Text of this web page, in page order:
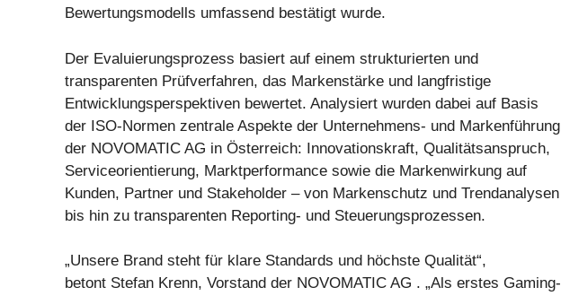
Bewertungsmodells umfassend bestätigt wurde.
Der Evaluierungsprozess basiert auf einem strukturierten und
transparenten Prüfverfahren, das Markenstärke und langfristige
Entwicklungsperspektiven bewertet. Analysiert wurden dabei auf Basis
der ISO-Normen zentrale Aspekte der Unternehmens- und Markenführung
der NOVOMATIC AG in Österreich: Innovationskraft, Qualitätsanspruch,
Serviceorientierung, Marktperformance sowie die Markenwirkung auf
Kunden, Partner und Stakeholder – von Markenschutz und Trendanalysen
bis hin zu transparenten Reporting- und Steuerungsprozessen.
„Unsere Brand steht für klare Standards und höchste Qualität“,
betont Stefan Krenn, Vorstand der NOVOMATIC AG . „Als erstes Gaming-